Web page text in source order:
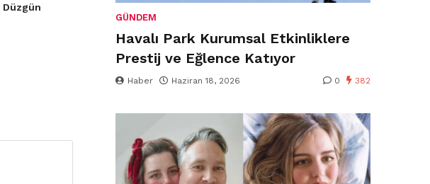
GÜNDEM
Havalı Park Kurumsal Etkinliklere
Prestij ve Eğlence Katıyor
Haber Haziran 18, 2026 0 382